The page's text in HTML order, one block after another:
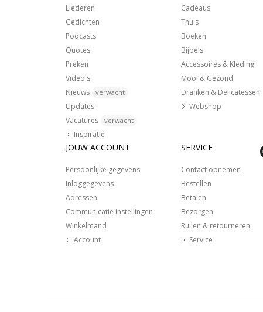
Liederen
Gedichten
Podcasts
Quotes
Preken
Video's
Nieuws
verwacht
Updates
Vacatures
verwacht
Inspiratie
Cadeaus
Thuis
Boeken
Bijbels
Accessoires & Kleding
Mooi & Gezond
Dranken & Delicatessen
Webshop
JOUW ACCOUNT
Persoonlijke gegevens
Inloggegevens
Adressen
Communicatie instellingen
Winkelmand
Account
SERVICE
Contact opnemen
Bestellen
Betalen
Bezorgen
Ruilen & retourneren
Service